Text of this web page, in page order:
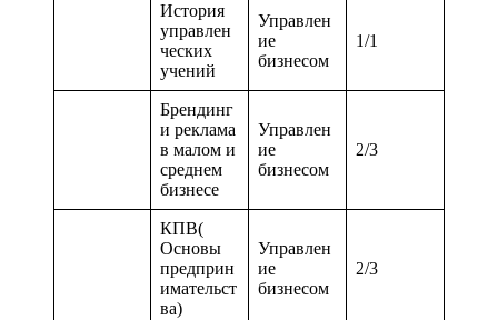
История
управлен
ческих
учений
Управлен
ие
бизнесом
1/1
Брендинг
и реклама
в малом и
среднем
бизнесе
Управлен
ие
бизнесом
2/3
КПВ(
Основы
предприн
имательст
ва)
Управлен
ие
бизнесом
2/3